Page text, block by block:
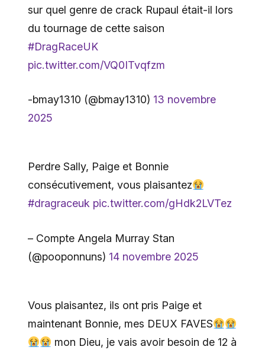
sur quel genre de crack Rupaul était-il lors
du tournage de cette saison
#DragRaceUK
pic.twitter.com/VQ0ITvqfzm
-bmay1310 (@bmay1310) 13 novembre
2025
Perdre Sally, Paige et Bonnie
consécutivement, vous plaisantez
#dragraceuk pic.twitter.com/gHdk2LVTez
– Compte Angela Murray Stan
(@pooponnuns) 14 novembre 2025
Vous plaisantez, ils ont pris Paige et
maintenant Bonnie, mes DEUX FAVES
mon Dieu, je vais avoir besoin de 12 à